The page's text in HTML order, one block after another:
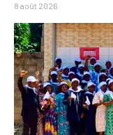
8 août 2026